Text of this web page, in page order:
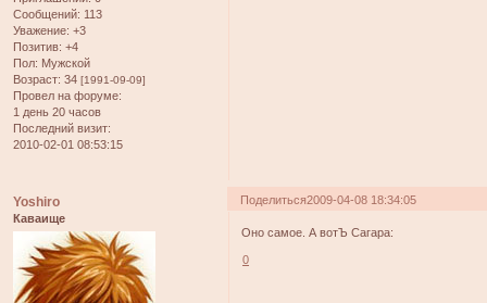
Сообщений: 113
Уважение: +3
Позитив: +4
Пол: Мужской
Возраст: 34 [1991-09-09]
Провел на форуме:
1 день 20 часов
Последний визит:
2010-02-01 08:53:15
Поделиться2009-04-08 18:34:05
Yoshiro
Каваище
Оно самое. А вотЪ Сагара:
0